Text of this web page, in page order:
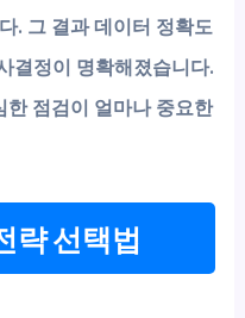
. 그 결과 데이터 정확도
결정이 명확해졌습니다.
한 점검이 얼마나 중요한
략 선택법